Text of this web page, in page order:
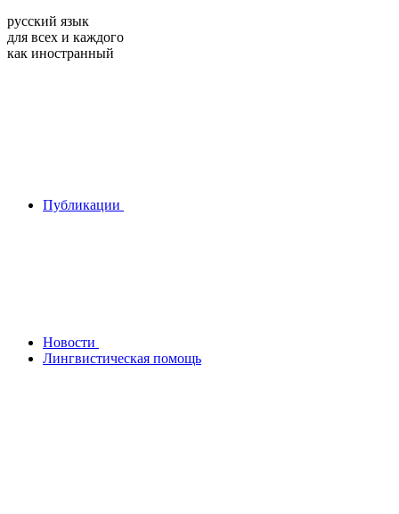
русский язык
для всех и каждого
как иностранный
Публикации
Новости
Лингвистическая помощь